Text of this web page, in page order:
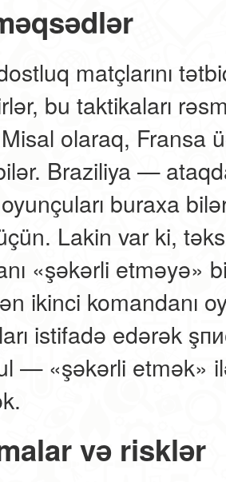
matçlarını
bu taktikaları
olaraq, Fransa
Braziliya —
buraxa
Lakin var ki,
«şəkərli etməyə»
ikinci komandanı
istifadə edərək
— «şəkərli etmək»
və risklər